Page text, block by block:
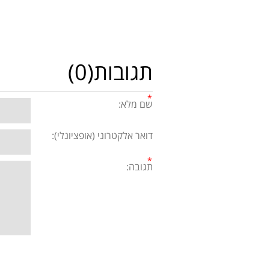
תגובות(0)
שם מלא:
דואר אלקטרוני (אופציונלי):
תגובה: